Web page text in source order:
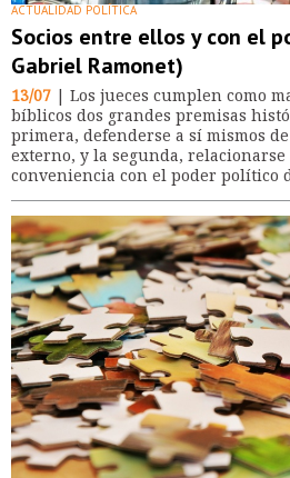
ACTUALIDAD POLÍTICA
Socios entre ellos y con el
Gabriel Ramonet)
13/07 | Los jueces cumplen como
bíblicos dos grandes premisas
primera, defenderse a sí mismos
externo, y la segunda, relacionarse
conveniencia con el poder político